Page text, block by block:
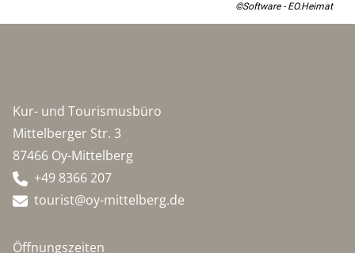
©Software - EO.Heimat
Kur- und Tourismusbüro
Mittelberger Str. 3
87466 Oy-Mittelberg
+49 8366 207
tourist@oy-mittelberg.de
Öffnungszeiten